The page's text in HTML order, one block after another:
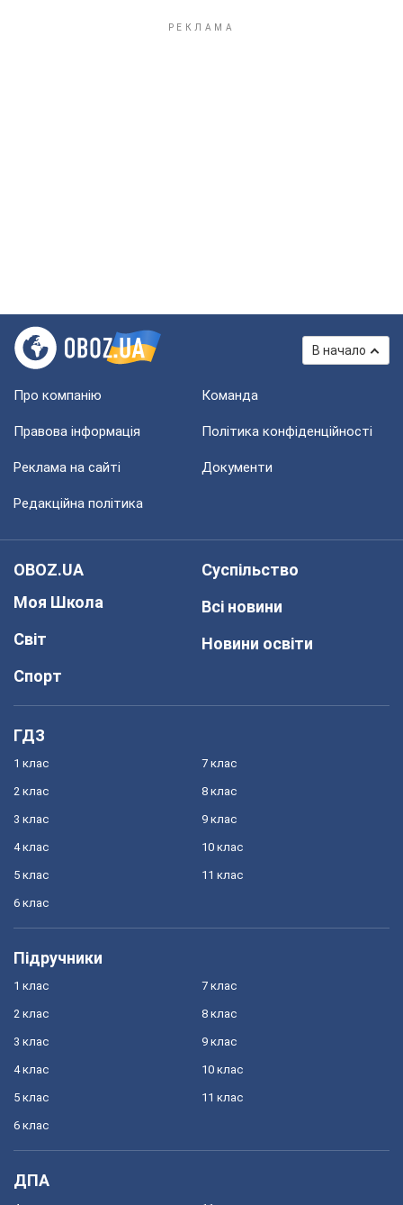
В начало
Про компанію Команда
Правова інформація Політика конфіденційності
Реклама на сайті Документи
Редакційна політика
OBOZ.UA
Моя Школа
Світ
Спорт
Суспільство
Всі новини
Новини освіти
ГДЗ
1 клас
2 клас
3 клас
4 клас
5 клас
6 клас
7 клас
8 клас
9 клас
10 клас
11 клас
Підручники
1 клас
2 клас
3 клас
4 клас
5 клас
6 клас
7 клас
8 клас
9 клас
10 клас
11 клас
ДПА